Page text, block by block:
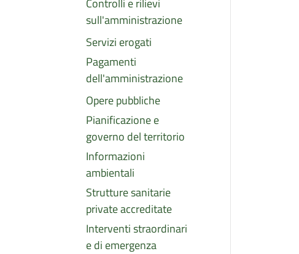
Controlli e rilievi
sull'amministrazione
Servizi erogati
Pagamenti
dell'amministrazione
Opere pubbliche
Pianificazione e
governo del territorio
Informazioni
ambientali
Strutture sanitarie
private accreditate
Interventi straordinari
e di emergenza